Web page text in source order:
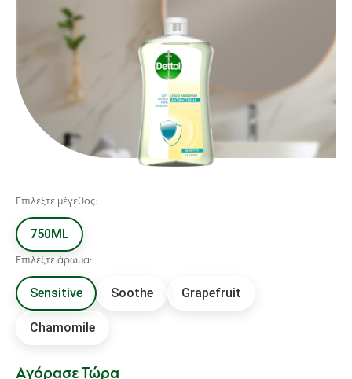
Επιλέξτε μέγεθος:
750ML
Επιλέξτε άρωμα:
Sensitive Soothe Grapefruit
Chamomile
Αγόρασε Τώρα